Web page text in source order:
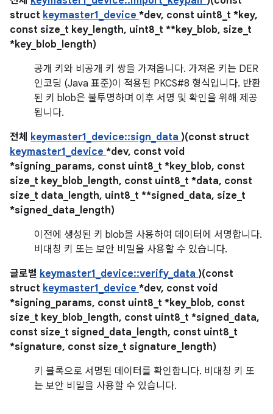
struct keymaster1_device *dev, const uint8_t *key,
const size_t key_length, uint8_t **key_blob, size_t
*key_blob_length)
공개 키와 비공개 키 쌍을 가져옵니다. 가져온 키는 DER
인코딩 (Java 표준)이 적용된 PKCS#8 형식입니다. 반환
된 키 blob은 불투명하며 이후 서명 및 확인을 위해 제공
됩니다.
전체 keymaster1_device::sign_data )(const struct
keymaster1_device *dev, const void
*signing_params, const uint8_t *key_blob, const
size_t key_blob_length, const uint8_t *data, const
size_t data_length, uint8_t **signed_data, size_t
*signed_data_length)
이전에 생성된 키 blob을 사용하여 데이터에 서명합니다.
비대칭 키 또는 보안 비밀을 사용할 수 있습니다.
글로벌 keymaster1_device::verify_data )(const
struct keymaster1_device *dev, const void
*signing_params, const uint8_t *key_blob, const
size_t key_blob_length, const uint8_t *signed_data,
const size_t signed_data_length, const uint8_t
*signature, const size_t signature_length)
키 블록으로 서명된 데이터를 확인합니다. 비대칭 키 또
는 보안 비밀을 사용할 수 있습니다.